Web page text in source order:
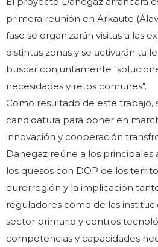
primera reunión en Arkaute
fase se organizarán visitas a las
distintas zonas y se activarán
buscar conjuntamente
necesidades y retos comunes".
Como resultado de este trabajo,
candidatura para poner en
innovación y cooperación
Danegaz reúne a los principales
los quesos con DOP de los
eurorregión y la implicación
reguladores como de las
sector primario y centros
competencias y capacidades